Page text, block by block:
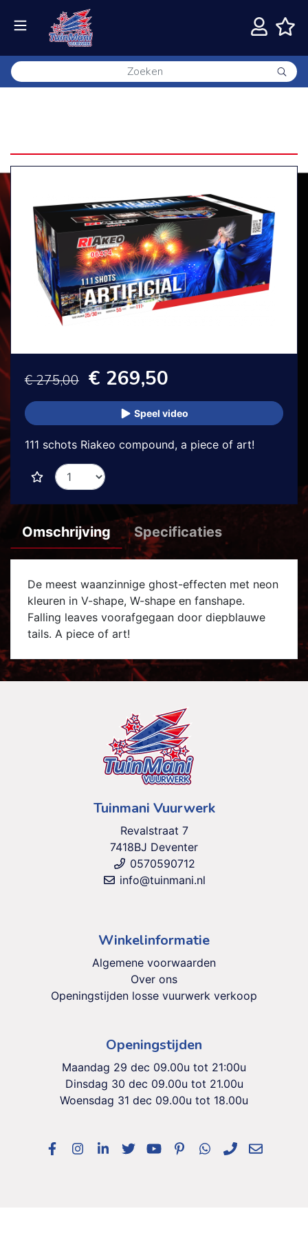
€ 275,00 € 269,50
Speel video
111 schots Riakeo compound, a piece of art!
Omschrijving Specificaties
De meest waanzinnige ghost-effecten met neon
kleuren in V-shape, W-shape en fanshape.
Falling leaves voorafgegaan door diepblauwe
tails. A piece of art!
Tuinmani Vuurwerk
Revalstraat 7
7418BJ Deventer
0570590712
info@tuinmani.nl
Winkelinformatie
Algemene voorwaarden
Over ons
Openingstijden losse vuurwerk verkoop
Openingstijden
Maandag 29 dec 09.00u tot 21:00u
Dinsdag 30 dec 09.00u tot 21.00u
Woensdag 31 dec 09.00u tot 18.00u